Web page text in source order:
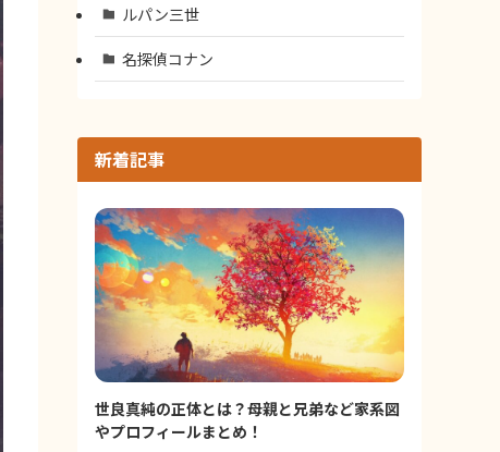
ルパン三世
名探偵コナン
新着記事
世良真純の正体とは？母親と兄弟など家系図
やプロフィールまとめ！